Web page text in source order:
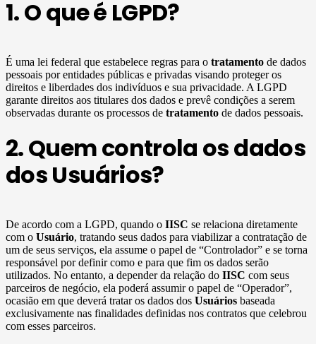
1. O que é LGPD?
É uma lei federal que estabelece regras para o tratamento de dados
pessoais por entidades públicas e privadas visando proteger os
direitos e liberdades dos indivíduos e sua privacidade. A LGPD
garante direitos aos titulares dos dados e prevê condições a serem
observadas durante os processos de tratamento de dados pessoais.
2. Quem controla os dados
dos Usuários?
De acordo com a LGPD, quando o IISC se relaciona diretamente
com o Usuário, tratando seus dados para viabilizar a contratação de
um de seus serviços, ela assume o papel de “Controlador” e se torna
responsável por definir como e para que fim os dados serão
utilizados. No entanto, a depender da relação do IISC com seus
parceiros de negócio, ela poderá assumir o papel de “Operador”,
ocasião em que deverá tratar os dados dos Usuários baseada
exclusivamente nas finalidades definidas nos contratos que celebrou
com esses parceiros.